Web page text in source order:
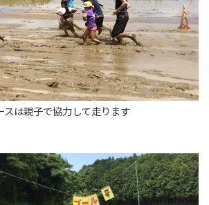
スは親子で協力して走ります